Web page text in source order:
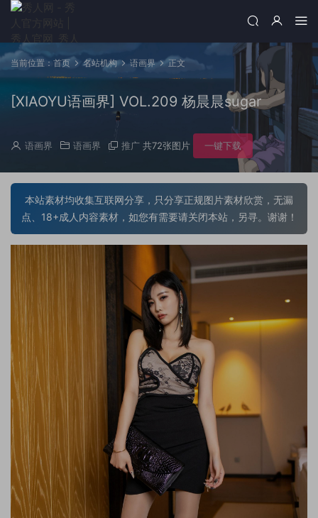
当前位置： 首页 名站机构 语画界 正文
[XIAOYU语画界] VOL.209 杨晨晨sugar
语画界 语画界 推广 共72张图片 一键下载
本站素材均收集互联网分享，只分享正规图片素材欣赏，无漏
点、18+成人内容素材，如您有需要请关闭本站，另寻。谢谢！